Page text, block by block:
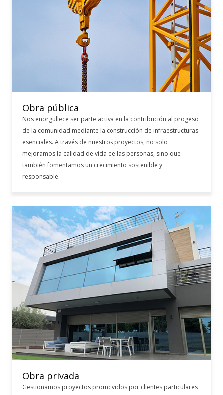
Obra pública
Nos enorgullece ser parte activa en la contribución al progeso
de la comunidad mediante la construcción de infraestructuras
esenciales. A través de nuestros proyectos, no solo
mejoramos la calidad de vida de las personas, sino que
también fomentamos un crecimiento sostenible y
responsable.
Obra privada
Gestionamos proyectos promovidos por clientes particulares